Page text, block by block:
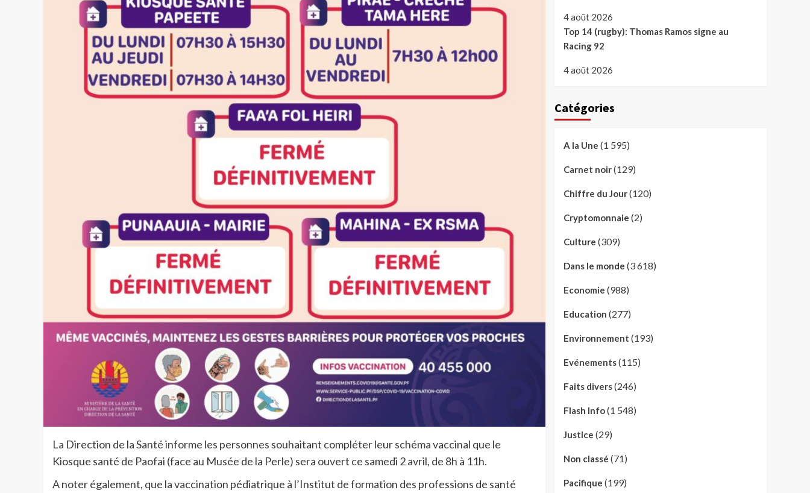
La Direction de la Santé informe les personnes souhaitant compléter leur schéma vaccinal que le
Kiosque santé de Paofai (face au Musée de la Perle) sera ouvert ce samedi 2 avril, de 8h à 11h.
A noter également, que la vaccination pédiatrique à l’Institut de formation des professions de santé
4 août 2026
Top 14 (rugby): Thomas Ramos signe au
Racing 92
4 août 2026
Catégories
A la Une (1 595)
Carnet noir(129)
Chiffre du Jour(120)
Cryptomonnaie (2)
Culture (309)
Dans le monde (3 618)
Economie (988)
Education (277)
Environnement (193)
Evénements(115)
Faits divers(246)
Flash Info(1 548)
Justice (29)
Non classé (71)
Pacifique (199)